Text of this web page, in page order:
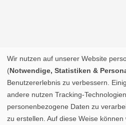
Wir nutzen auf unserer Website
(Notwendige, Statistiken &
Benutzererlebnis zu verbessern.
andere nutzen Tracking-
personenbezogene Daten zu
zu erstellen. Auf diese Weise